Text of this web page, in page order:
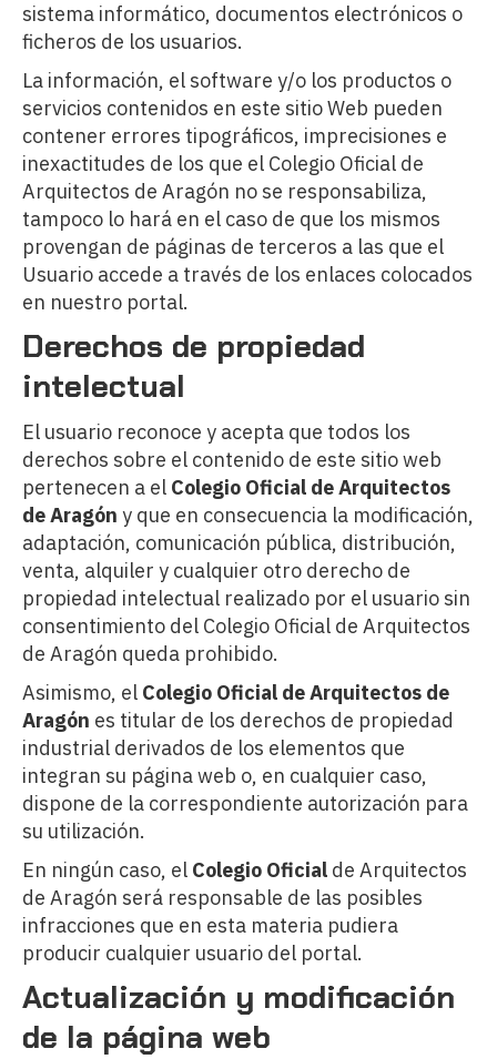
sistema informático, documentos electrónicos o
ficheros de los usuarios.
La información, el software y/o los productos o
servicios contenidos en este sitio Web pueden
contener errores tipográficos, imprecisiones e
inexactitudes de los que el Colegio Oficial de
Arquitectos de Aragón no se responsabiliza,
tampoco lo hará en el caso de que los mismos
provengan de páginas de terceros a las que el
Usuario accede a través de los enlaces colocados
en nuestro portal.
Derechos de propiedad
intelectual
El usuario reconoce y acepta que todos los
derechos sobre el contenido de este sitio web
pertenecen a el Colegio Oficial de Arquitectos
de Aragón y que en consecuencia la modificación,
adaptación, comunicación pública, distribución,
venta, alquiler y cualquier otro derecho de
propiedad intelectual realizado por el usuario sin
consentimiento del Colegio Oficial de Arquitectos
de Aragón queda prohibido.
Asimismo, el Colegio Oficial de Arquitectos de
Aragón es titular de los derechos de propiedad
industrial derivados de los elementos que
integran su página web o, en cualquier caso,
dispone de la correspondiente autorización para
su utilización.
En ningún caso, el Colegio Oficial de Arquitectos
de Aragón será responsable de las posibles
infracciones que en esta materia pudiera
producir cualquier usuario del portal.
Actualización y modificación
de la página web